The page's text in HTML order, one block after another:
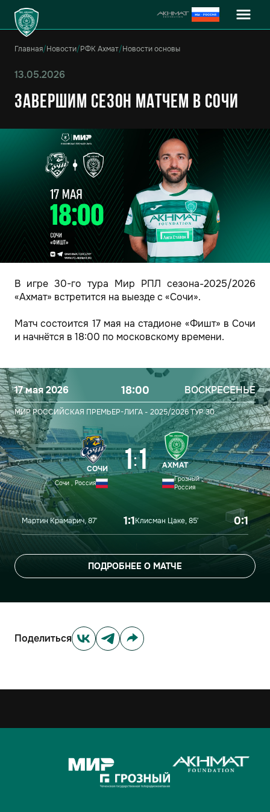
Главная/Новости/РФК Ахмат/Новости основы
13.05.2026
Завершим сезон матчем в Сочи
В игре 30-го тура Мир РПЛ сезона-2025/2026
«Ахмат» встретится на выезде с «Сочи».
Матч состоится 17 мая на стадионе «Фишт» в Сочи
и начнётся в 18:00 по московскому времени.
17 мая 2026 18:00 ВОСКРЕСЕНЬЕ
МИР РОССИЙСКАЯ ПРЕМЬЕР-ЛИГА - 2025/2026ТУР 30
СОЧИ
Сочи , Россия
1:1 АХМАТ
Грозный ,
Россия
Мартин Крамарич, 87′ 1:1Клисман Цаке, 85′ 0:1
ПОДРОБНЕЕ О МАТЧЕ
Поделиться